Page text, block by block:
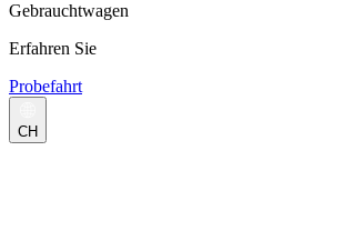
Gebrauchtwagen
Erfahren Sie
Probefahrt
CH